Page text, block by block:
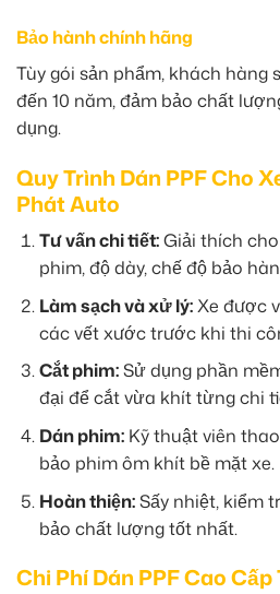
Bảo hành chính hãng
Tùy gói sản phẩm, khách hàng
đến 10 năm, đảm bảo chất
dụng.
Quy Trình Dán PPF Cho
Phát Auto
Tư vấn chi tiết:Giải thích
phim, độ dày, chế độ bảo
Làm sạch và xử lý:Xe được
các vết xước trước khi thi
Cắt phim:Sử dụng phần
đại để cắt vừa khít từng chi
Dán phim:Kỹ thuật viên
bảo phim ôm khít bề mặt xe.
Hoàn thiện:Sấy nhiệt, kiểm
bảo chất lượng tốt nhất.
Chi Phí Dán PPF Cao Cấp